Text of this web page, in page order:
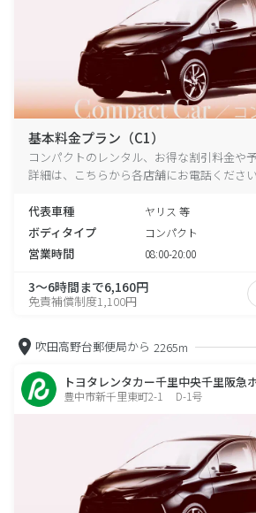
基本料金プラン（C1）
コンパクトのレンタル、お得な割引料金や
詳細は、こちらから各店舗にお電話ください
代表車種 ヤリス 等
ボディタイプ コンパクト
営業時間 08:00-20:00
3～6時間まで6,160円
免責補償制度1,100円
吹田高野台郵便局から 2265m
トヨタレンタカー千里中央千里阪急
豊中市新千里東町2-1 D-1号